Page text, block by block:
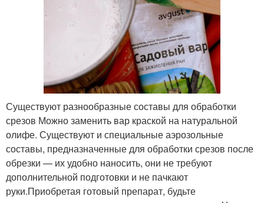
Существуют разнообразные составы для обработки
срезов Можно заменить вар краской на натуральной
олифе. Существуют и специальные аэрозольные
составы, предназначенные для обработки срезов после
обрезки — их удобно наносить, они не требуют
дополнительной подготовки и не пачкают
руки.Приобретая готовый препарат, будьте